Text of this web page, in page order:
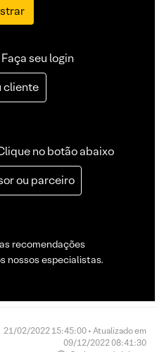
Faça seu login
cliente
no botão abaixo
ou parceiro
recomendações
nossos especialistas.
21/02/2022 15:45:00 • Atualizado em
09/12/2022 08:41:30